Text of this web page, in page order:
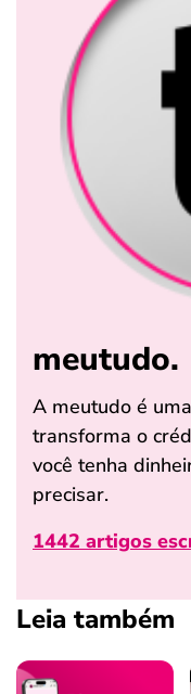
meutudo.
A meutudo é
transforma o
você tenha
precisar.
1442 artigos
Leia também